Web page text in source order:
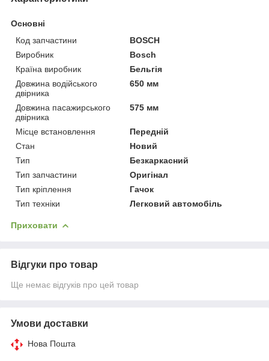
Основні
Код запчастини
BOSCH
Виробник
Bosch
Країна виробник
Бельгія
Довжина водійського
двірника
650 мм
Довжина пасажирського
двірника
575 мм
Місце встановлення
Передній
Стан
Новий
Тип
Безкаркасний
Тип запчастини
Оригінал
Тип кріплення
Гачок
Тип техніки
Легковий автомобіль
Приховати
Відгуки про товар
Ще немає відгуків про цей товар
Умови доставки
Нова Пошта